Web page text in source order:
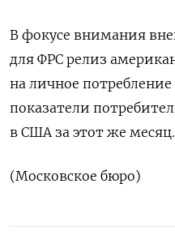
В фокусе внимания
для ФРС релиз
на личное потребление
показатели
в США за этот же месяц.
(Московское бюро)